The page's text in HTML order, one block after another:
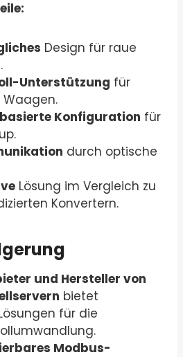
Design für raue
Unterstützung für
Konfiguration für
durch optische
Lösung im Vergleich zu
Konvertern.
und Hersteller von
bietet
für die
Modbus-